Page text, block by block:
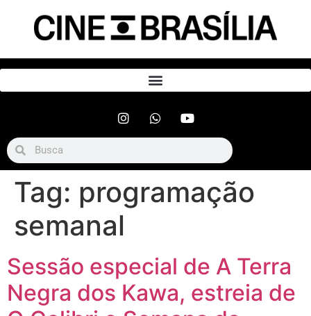
Tag: programação
semanal
Sessão especial de A Terra
Negra dos Kawa, estreia de